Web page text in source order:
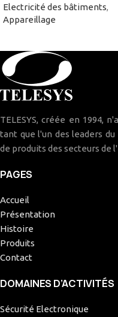
Electricité des bâtiments,
Appareillage
TELESYS, créée en 1994,
tant que l'un des leaders
de produits des secteurs de
PAGES
Accueil
Présentation
Histoire
Produits
Contact
DOMAINES D’ACTIVITÉS
Sécurité Electronique